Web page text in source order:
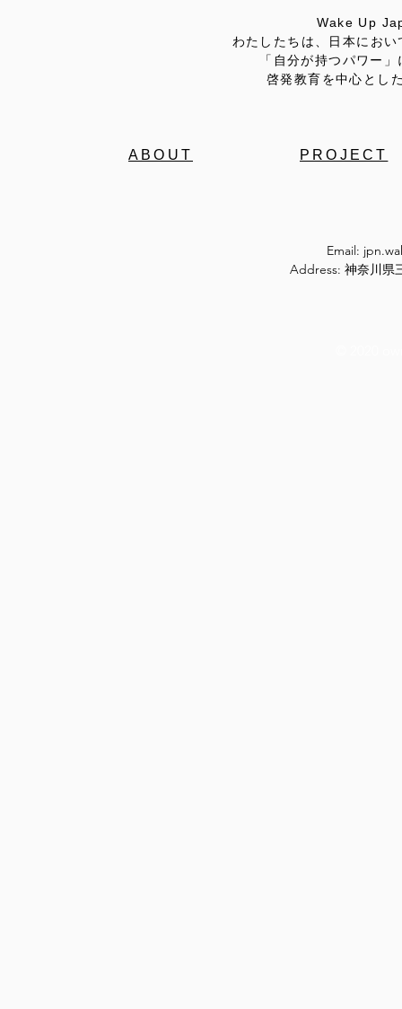
Wake Up
わたしたちは、日本にお
「自分が持つパワー
啓発教育を中心とし
ABOUT PROJECT
Email:
Address: 神奈川県